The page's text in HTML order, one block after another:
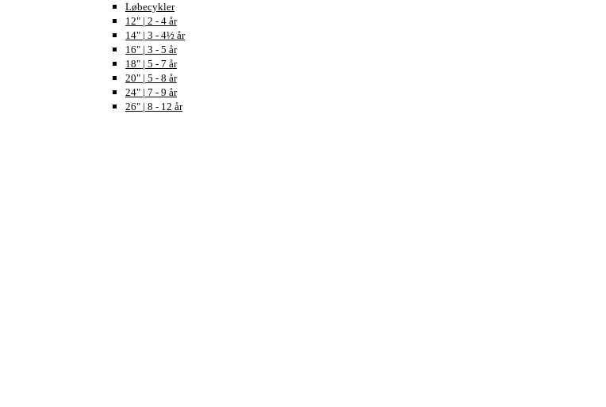
Løbecykler
12" | 2 - 4 år
14" | 3 - 4½ år
16" | 3 - 5 år
18" | 5 - 7 år
20" | 5 - 8 år
24" | 7 - 9 år
26" | 8 - 12 år